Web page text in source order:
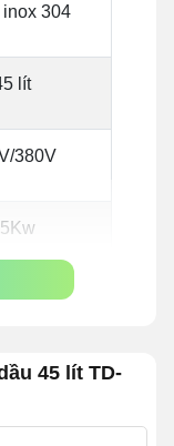
inox 304
lít
380V
45 lít TD-